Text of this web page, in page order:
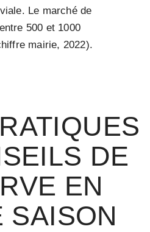
Le marché de
500 et 1000
mairie, 2022).
DE
EN
SAISON